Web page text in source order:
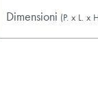
Dimensioni (P. x L. x